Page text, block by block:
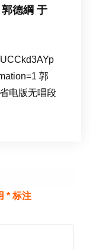
郭德綱 于
郭
电版无唱段
* 标注